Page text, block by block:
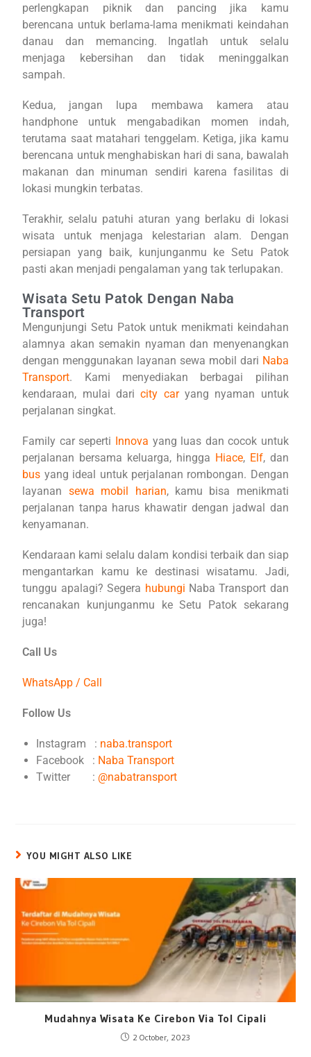
perlengkapan piknik dan pancing jika kamu
berencana untuk berlama-lama menikmati keindahan
danau dan memancing. Ingatlah untuk selalu
menjaga kebersihan dan tidak meninggalkan
sampah.
Kedua, jangan lupa membawa kamera atau
handphone untuk mengabadikan momen indah,
terutama saat matahari tenggelam. Ketiga, jika kamu
berencana untuk menghabiskan hari di sana, bawalah
makanan dan minuman sendiri karena fasilitas di
lokasi mungkin terbatas.
Terakhir, selalu patuhi aturan yang berlaku di lokasi
wisata untuk menjaga kelestarian alam. Dengan
persiapan yang baik, kunjunganmu ke Setu Patok
pasti akan menjadi pengalaman yang tak terlupakan.
Wisata Setu Patok Dengan Naba
Transport
Mengunjungi Setu Patok untuk menikmati keindahan
alamnya akan semakin nyaman dan menyenangkan
dengan menggunakan layanan sewa mobil dari Naba
Transport. Kami menyediakan berbagai pilihan
kendaraan, mulai dari city car yang nyaman untuk
perjalanan singkat.
Family car seperti Innova yang luas dan cocok untuk
perjalanan bersama keluarga, hingga Hiace, Elf, dan
bus yang ideal untuk perjalanan rombongan. Dengan
layanan sewa mobil harian, kamu bisa menikmati
perjalanan tanpa harus khawatir dengan jadwal dan
kenyamanan.
Kendaraan kami selalu dalam kondisi terbaik dan siap
mengantarkan kamu ke destinasi wisatamu. Jadi,
tunggu apalagi? Segera hubungi Naba Transport dan
rencanakan kunjunganmu ke Setu Patok sekarang
juga!
Call Us
WhatsApp / Call
Follow Us
Instagram : naba.transport
Facebook : Naba Transport
Twitter : @nabatransport
YOU MIGHT ALSO LIKE
Mudahnya Wisata Ke Cirebon Via Tol Cipali
2 October, 2023